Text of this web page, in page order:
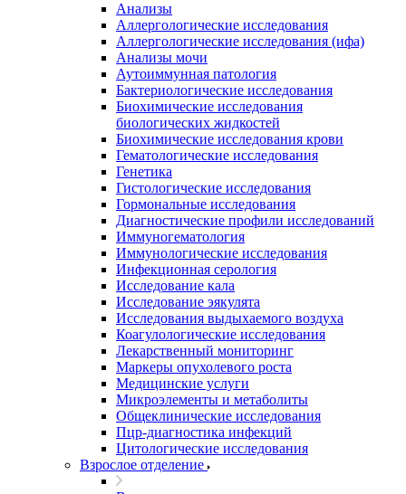
Анализы
Аллергологические исследования
Аллергологические исследования (ифа)
Анализы мочи
Аутоиммунная патология
Бактериологические исследования
Биохимические исследования
биологических жидкостей
Биохимические исследования крови
Гематологические исследования
Генетика
Гистологические исследования
Гормональные исследования
Диагностические профили исследований
Иммуногематология
Иммунологические исследования
Инфекционная серология
Исследование кала
Исследование эякулята
Исследования выдыхаемого воздуха
Коагулологические исследования
Лекарственный мониторинг
Маркеры опухолевого роста
Медицинские услуги
Микроэлементы и метаболиты
Общеклинические исследования
Пцр-диагностика инфекций
Цитологические исследования
Взрослое отделение